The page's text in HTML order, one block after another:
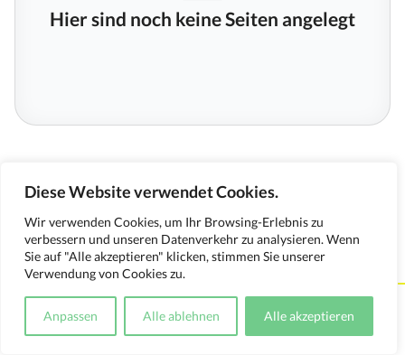
Diese Website verwendet Cookies.
Wir verwenden Cookies, um Ihr Browsing-Erlebnis zu
verbessern und unseren Datenverkehr zu analysieren. Wenn
Sie auf "Alle akzeptieren" klicken, stimmen Sie unserer
Verwendung von Cookies zu.
Anpassen Alle ablehnen Alle akzeptieren
Hier sind noch keine Seiten angelegt
Kontakt Impressum Datenschutzerklärung
Medienverwendungsnachweis